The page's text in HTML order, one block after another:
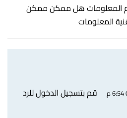
المعلومات هل ممكن ممكن
المعلومات
قم بتسجيل الدخول للرد